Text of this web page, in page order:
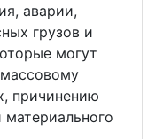
аварии,
грузов и
могут
причинению